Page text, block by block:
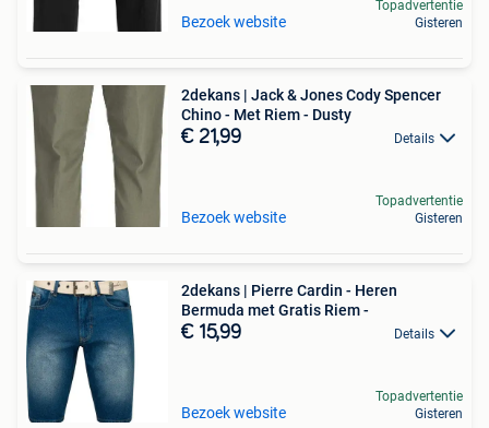
Bezoek website
Topadvertentie
Gisteren
2dekans | Jack & Jones Cody Spencer
Chino - Met Riem - Dusty
€ 21,99 Details
Bezoek website
Topadvertentie
Gisteren
2dekans | Pierre Cardin - Heren
Bermuda met Gratis Riem -
€ 15,99 Details
Bezoek website
Topadvertentie
Gisteren